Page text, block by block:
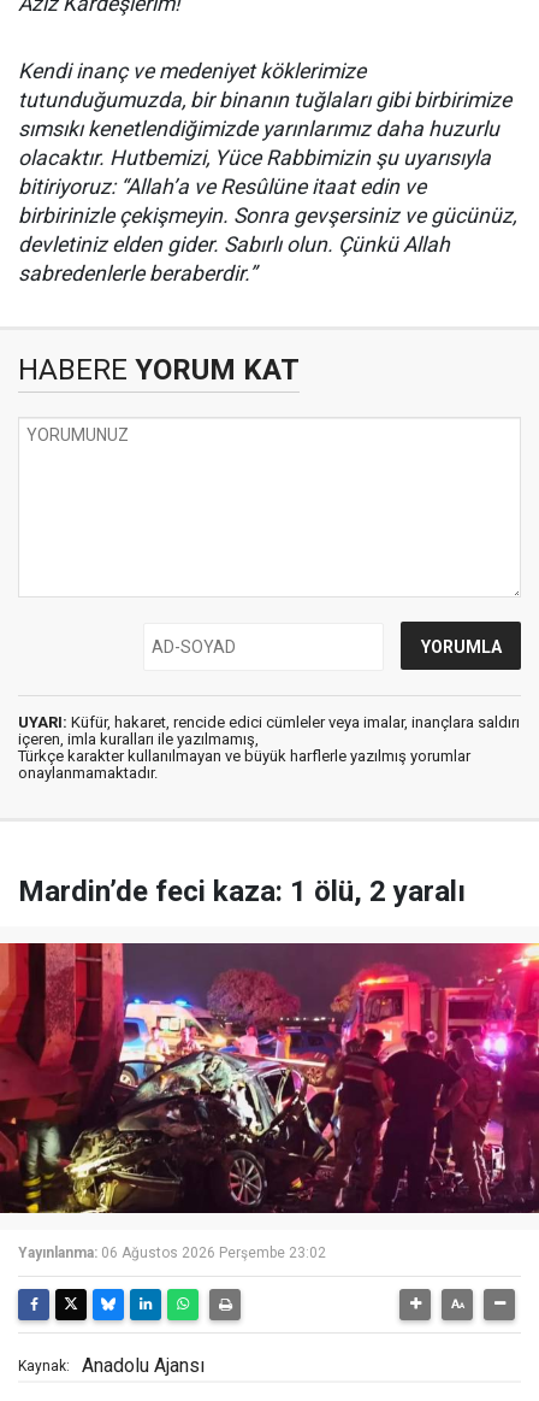
Kendi inanç ve medeniyet köklerimize
tutunduğumuzda, bir binanın tuğlaları gibi birbirimize
sımsıkı kenetlendiğimizde yarınlarımız daha huzurlu
olacaktır. Hutbemizi, Yüce Rabbimizin şu uyarısıyla
bitiriyoruz: “Allah’a ve Resûlüne itaat edin ve
birbirinizle çekişmeyin. Sonra gevşersiniz ve gücünüz,
devletiniz elden gider. Sabırlı olun. Çünkü Allah
sabredenlerle beraberdir.”
HABERE YORUM KAT
UYARI: Küfür, hakaret, rencide edici cümleler veya imalar, inançlara saldırı
içeren, imla kuralları ile yazılmamış,
Türkçe karakter kullanılmayan ve büyük harflerle yazılmış yorumlar
onaylanmamaktadır.
Mardin’de feci kaza: 1 ölü, 2 yaralı
Yayınlanma: 06 Ağustos 2026 Perşembe 23:02
Kaynak: Anadolu Ajansı